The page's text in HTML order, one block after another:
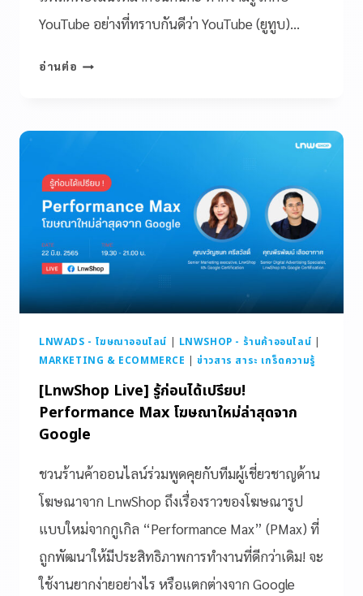
YouTube อย่างที่ทราบกันดีว่า YouTube (ยูทูบ)…
อ่านต่อ
LNWADS - โฆษณาออนไลน์ LNWSHOP - ร้านค้าออนไลน์
MARKETING & ECOMMERCE |ข่าวสาร สาระ เกร็ดความรู้
[LnwShop Live] รู้ก่อนได้เปรียบ!
Performance Max โฆษณาใหม่ล่าสุดจาก
Google
ชวนร้านค้าออนไลน์ร่วมพูดคุยกับทีมผู้เชี่ยวชาญด้าน
โฆษณาจาก LnwShop ถึงเรื่องราวของโฆษณารูป
แบบใหม่จากกูเกิล “Performance Max” (PMax) ที่
ถูกพัฒนาให้มีประสิทธิภาพการทำงานที่ดีกว่าเดิม! จะ
ใช้งานยากง่ายอย่างไร หรือแตกต่างจาก Google